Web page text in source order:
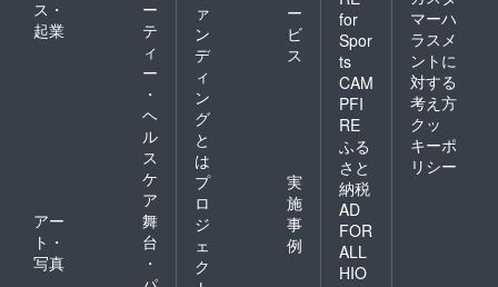
ス・
起業
ー
テ
ィ
ー
・
ヘ
ル
ス
ケ
ア
アー
ト・
写真
舞
台
・
ァ
ン
デ
ィ
ン
グ
と
は
ー
ビ
ス
プ
ロ
ジ
ェ
ク
実
施
事
例
for
Spor
ts
CAM
PFI
RE
ふる
さと
納税
AD
FOR
ALL
HIO
マーハ
ラスメ
ントに
対する
考え方
クッ
キーポ
リシー